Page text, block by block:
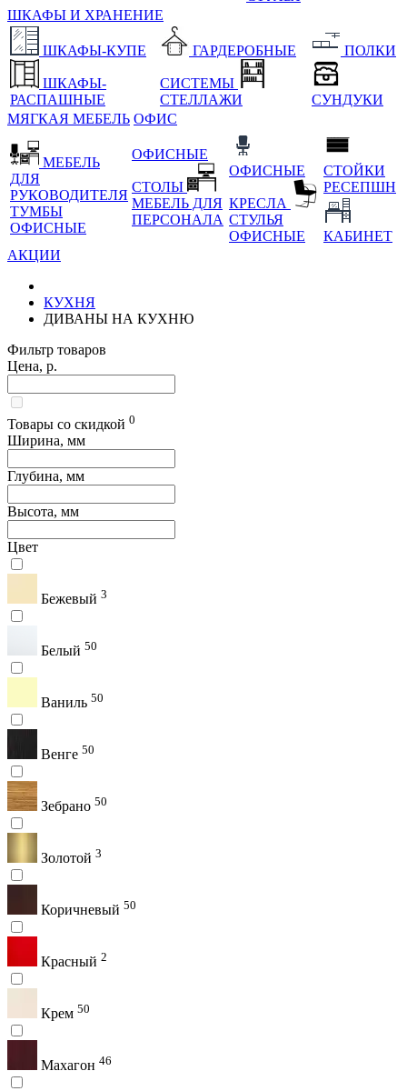
ШКАФЫ И ХРАНЕНИЕ
ШКАФЫ-КУПЕ
ШКАФЫ-
РАСПАШНЫЕ
ГАРДЕРОБНЫЕ
СИСТЕМЫ
СТЕЛЛАЖИ
ПОЛКИ
СУНДУКИ
МЯГКАЯ МЕБЕЛЬ ОФИС
МЕБЕЛЬ
ДЛЯ
РУКОВОДИТЕЛЯ
ТУМБЫ
ОФИСНЫЕ
ОФИСНЫЕ
СТОЛЫ
МЕБЕЛЬ ДЛЯ
ПЕРСОНАЛА
ОФИСНЫЕ
КРЕСЛА
СТУЛЬЯ
ОФИСНЫЕ
СТОЙКИ
РЕСЕПШН
КАБИНЕТ
АКЦИИ
КУХНЯ
ДИВАНЫ НА КУХНЮ
Фильтр товаров
Цена, р.
Товары со скидкой 0
Ширина, мм
Глубина, мм
Высота, мм
Цвет
Бежевый 3
Белый 50
Ваниль 50
Венге 50
Зебрано 50
Золотой 3
Коричневый 50
Красный 2
Крем 50
Махагон 46